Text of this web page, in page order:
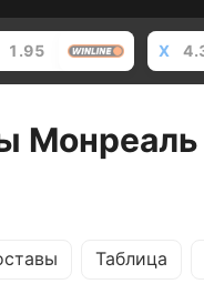
1.95 X
Таблица